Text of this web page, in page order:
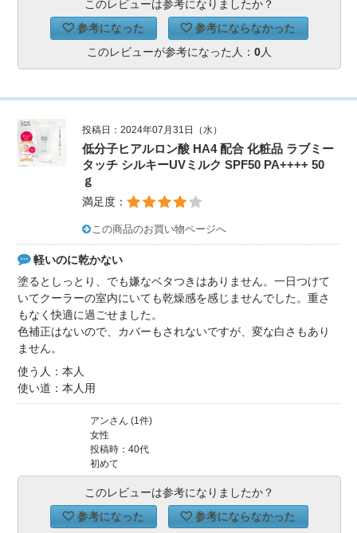
このレビューは参考になりましたか？
参考になった
参考にならなかった
このレビューが参考になった人： 0人
投稿日：2024年07月31日（水）
低分子ヒアルロン酸 HA4 配合 化粧品 ラブミー
タッチ シルキーUVミルク SPF50 PA++++ 50
ｇ
満足度：
この商品のお買い物ページへ
軽いのに乾かない
塗るとしっとり、でも嫌なベタつきはありません。一日つけて
いてクーラーの室内にいても乾燥感を感じませんでした。重さ
もなく快適に過ごせました。
色補正はないので、カバーもされないですが、変な白さもあり
ません。
使う人：本人
使い道：本人用
アンさん (1件)
女性
投稿時：40代
初めて
このレビューは参考になりましたか？
参考になった
参考にならなかった